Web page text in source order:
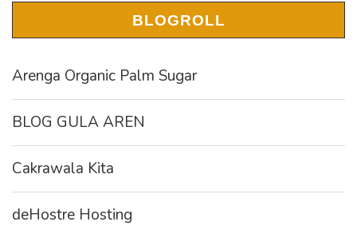
BLOGROLL
Arenga Organic Palm Sugar
BLOG GULA AREN
Cakrawala Kita
deHostre Hosting